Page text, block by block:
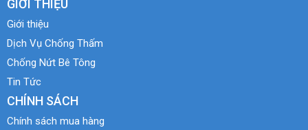
GIỚI THIỆU
Giới thiệu
Dịch Vụ Chống Thấm
Chống Nứt Bê Tông
Tin Tức
CHÍNH SÁCH
Chính sách mua hàng